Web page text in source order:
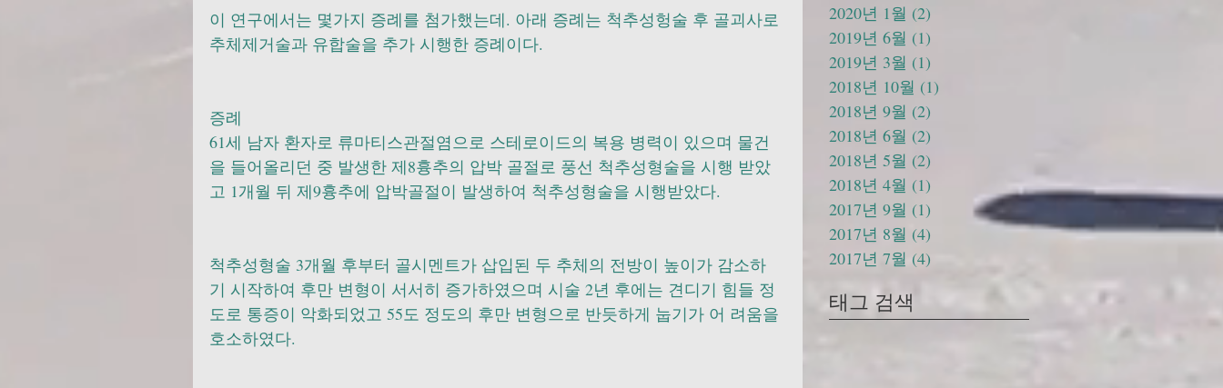
이 연구에서는 몇가지 증례를 첨가했는데. 아래 증례는 척추성헝술 후 골괴사로
추체제거술과 유합술을 추가 시행한 증례이다.
증례
61세 남자 환자로 류마티스관절염으로 스테로이드의 복용 병력이 있으며 물건
을 들어올리던 중 발생한 제8흉추의 압박 골절로 풍선 척추성형술을 시행 받았
고 1개월 뒤 제9흉추에 압박골절이 발생하여 척추성형술을 시행받았다.
척추성형술 3개월 후부터 골시멘트가 삽입된 두 추체의 전방이 높이가 감소하
기 시작하여 후만 변형이 서서히 증가하였으며 시술 2년 후에는 견디기 힘들 정
도로 통증이 악화되었고 55도 정도의 후만 변형으로 반듯하게 눕기가 어 려움을
호소하였다.
2020년 1월 (2)
2019년 6월 (1)
2019년 3월 (1)
2018년 10월 (1)
2018년 9월 (2)
2018년 6월 (2)
2018년 5월 (2)
2018년 4월 (1)
2017년 9월 (1) 게시물 1개
2017년 8월 (4) 게시물 4개
2017년 7월 (4)
태그 검색